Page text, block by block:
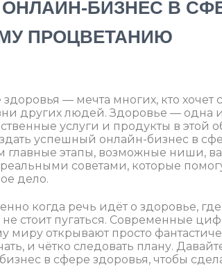
БИЗНЕС В
ПРОЦВЕТАНИЮ
— мечта многих, кто хочет
других людей. Здоровье — одна
услуги и продукты в этой
успешный онлайн-бизнес в
главные этапы, возможные ниши,
советами, которые
дело.
когда речь идёт о здоровье,
стоит пугаться. Современные
миру открывают просто
и чётко следовать плану.
в сфере здоровья, чтобы